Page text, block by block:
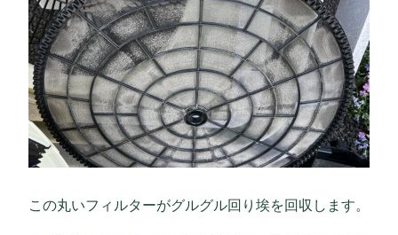
この丸いフィルターがグルグル回り埃を回収します。